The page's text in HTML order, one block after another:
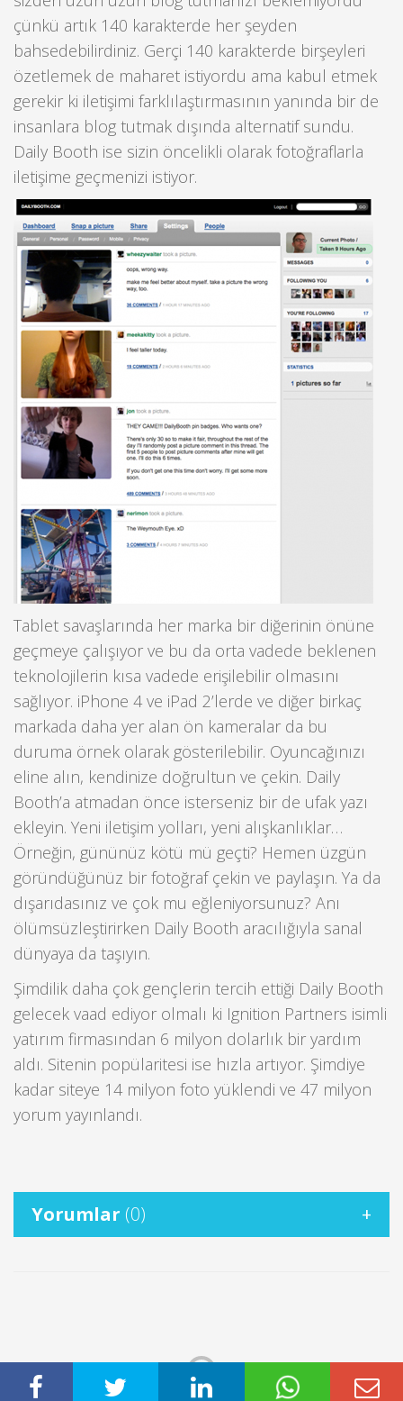
çünkü artık 140 karakterde her şeyden
bahsedebilirdiniz. Gerçi 140 karakterde birşeyleri
özetlemek de maharet istiyordu ama kabul etmek
gerekir ki iletişimi farklılaştırmasının yanında bir de
insanlara blog tutmak dışında alternatif sundu.
Daily Booth ise sizin öncelikli olarak fotoğraflarla
iletişime geçmenizi istiyor.
Tablet savaşlarında her marka bir diğerinin önüne
geçmeye çalışıyor ve bu da orta vadede beklenen
teknolojilerin kısa vadede erişilebilir olmasını
sağlıyor. iPhone 4 ve iPad 2’lerde ve diğer birkaç
markada daha yer alan ön kameralar da bu
duruma örnek olarak gösterilebilir. Oyuncağınızı
eline alın, kendinize doğrultun ve çekin. Daily
Booth’a atmadan önce isterseniz bir de ufak yazı
ekleyin. Yeni iletişim yolları, yeni alışkanlıklar…
Örneğin, gününüz kötü mü geçti? Hemen üzgün
göründüğünüz bir fotoğraf çekin ve paylaşın. Ya da
dışarıdasınız ve çok mu eğleniyorsunuz? Anı
ölümsüzleştirirken Daily Booth aracılığıyla sanal
dünyaya da taşıyın.
Şimdilik daha çok gençlerin tercih ettiği Daily Booth
gelecek vaad ediyor olmalı ki Ignition Partners isimli
yatırım firmasından 6 milyon dolarlık bir yardım
aldı. Sitenin popülaritesi ise hızla artıyor. Şimdiye
kadar siteye 14 milyon foto yüklendi ve 47 milyon
yorum yayınlandı.
Yorumlar (0)